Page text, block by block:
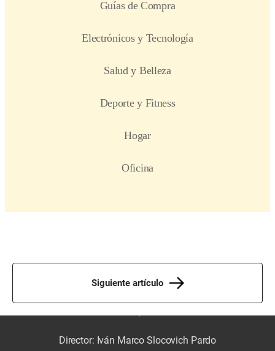
Siguiente artículo
Director: Iván Marco Slocovich Pardo